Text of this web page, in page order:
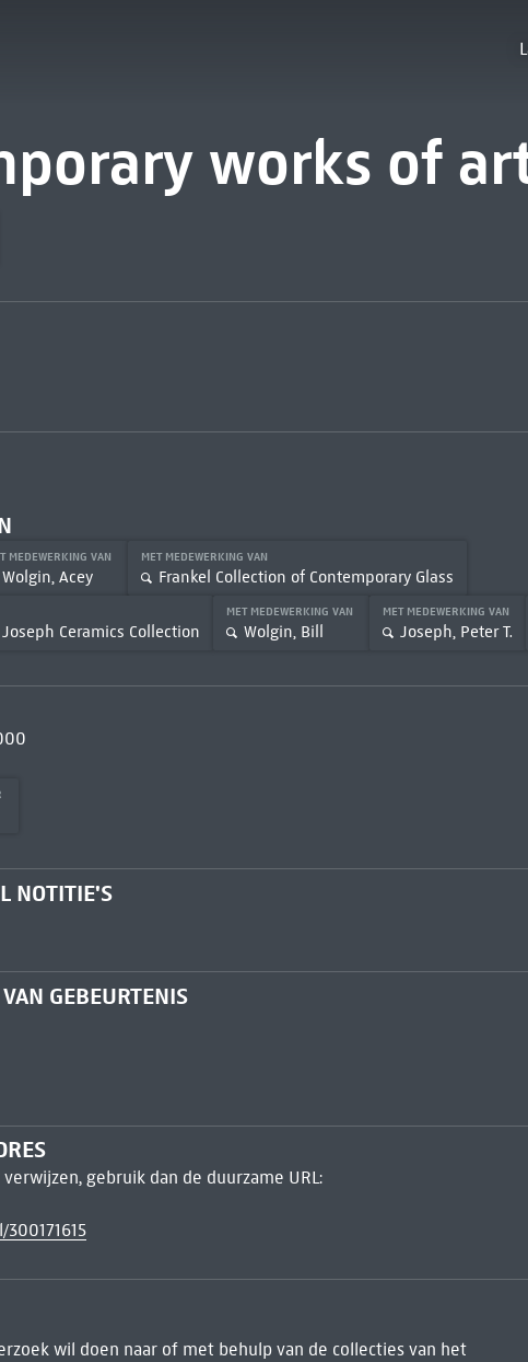
works of
MEDEWERKING VAN
Wolgin, Acey
MET MEDEWERKING VAN
Frankel Collection of Contemporary Glass
Ceramics Collection
MET MEDEWERKING VAN
Wolgin, Bill
MET MEDEWERKING VAN
Joseph, Peter T.
NOTITIE'S
GEBEURTENIS
gebruik dan de duurzame URL:
wil doen naar of met behulp van de collecties van het